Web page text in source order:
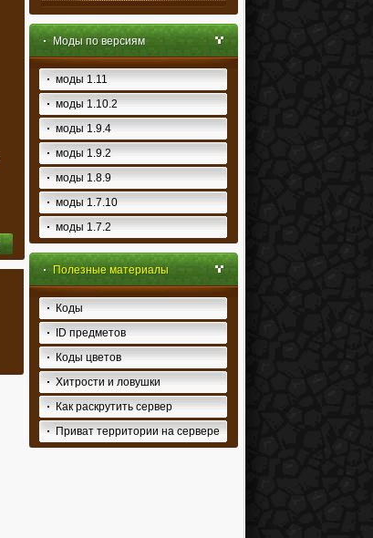
Моды по версиям
моды 1.11
моды 1.10.2
моды 1.9.4
моды 1.9.2
моды 1.8.9
моды 1.7.10
моды 1.7.2
Полезные материалы
Коды
ID предметов
Коды цветов
Хитрости и ловушки
Как раскрутить сервер
Приват территории на сервере